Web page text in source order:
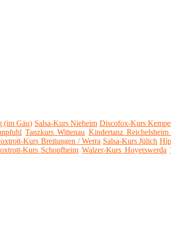
(im Gäu) Salsa-Kurs Nieheim Discofox-Kurs
Tanzkurs Wittenau Kindertanz
Kurs Breitungen / Werra Salsa-Kurs Jülich
Kurs Schopfheim Walzer-Kurs Hoyerswerda